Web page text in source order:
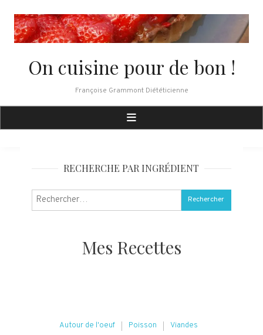
content
On cuisine pour de bon !
Françoise Grammont Diététicienne
Autour de l'oeuf Poisson Viandes
RECHERCHE PAR INGRÉDIENT
Rechercher :
Mes Recettes